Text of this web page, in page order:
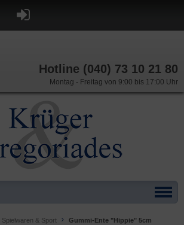
Hotline (040) 73 10 21 80
Montag - Freitag von 9:00 bis 17:00 Uhr
Spielwaren & Sport Gummi-Ente "Hippie" 5cm